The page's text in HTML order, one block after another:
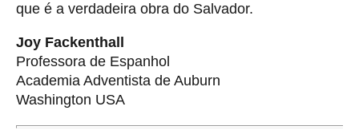
que é a verdadeira obra do Salvador.
Joy Fackenthall
Professora de Espanhol
Academia Adventista de Auburn
Washington USA